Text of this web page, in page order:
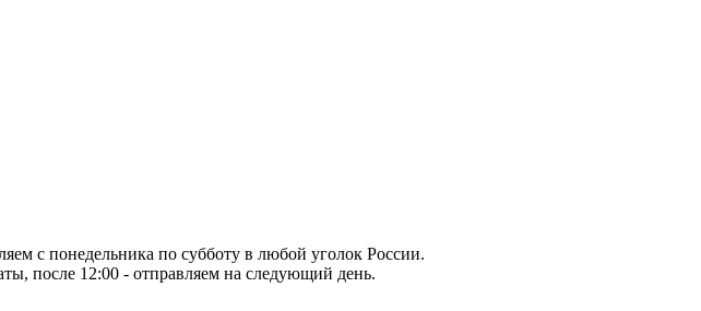
с понедельника по субботу в любой уголок России.
после 12:00 - отправляем на следующий день.